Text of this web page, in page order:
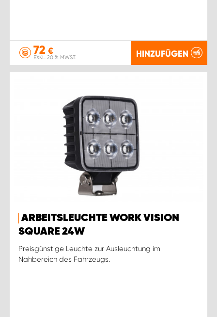
72 €
EXKL. 20 % MWST. HINZUFÜGEN
ARBEITSLEUCHTE WORK VISION
SQUARE 24W
Preisgünstige Leuchte zur Ausleuchtung im
Nahbereich des Fahrzeugs.